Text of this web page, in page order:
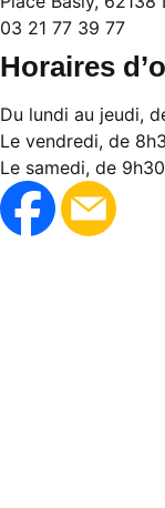
03 21 77 39 77
Horaires
Du lundi au jeudi,
Le vendredi, de
Le samedi, de